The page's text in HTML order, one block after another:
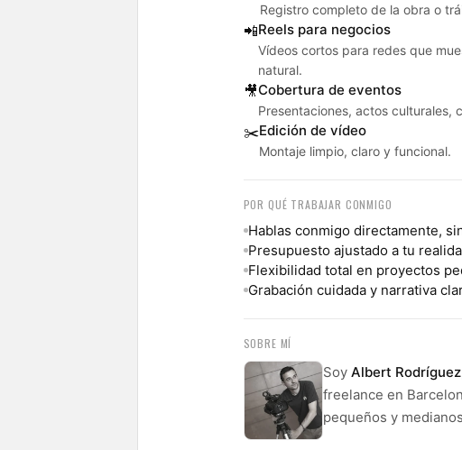
Registro completo de la obra o
📲Reels para negocios
Vídeos cortos para redes que
natural.
🎥Cobertura de eventos
Presentaciones, actos culturales,
✂️Edición de vídeo
Montaje limpio, claro y funcional.
POR QUÉ TRABAJAR CONMIGO
Hablas conmigo directamente,
Presupuesto ajustado a tu
Flexibilidad total en proyectos
Grabación cuidada y narrativa
SOBRE MÍ
Soy Albert Rodríguez
freelance en
pequeños y